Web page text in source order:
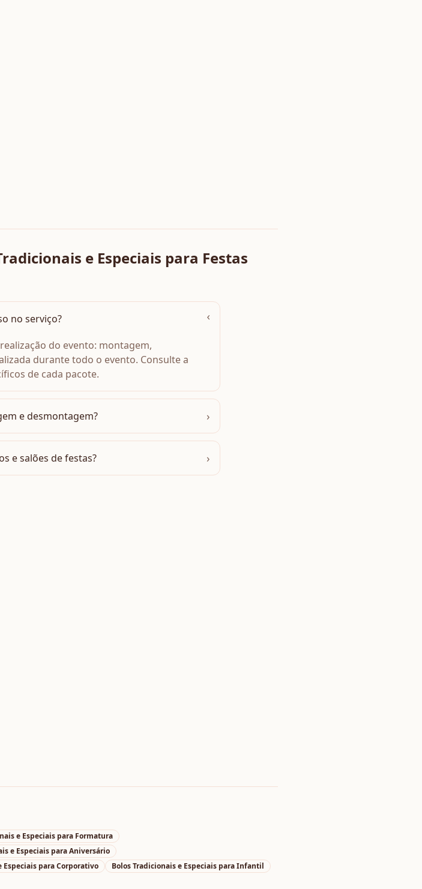
e Especiais para Festas
no serviço? ›
do evento: montagem,
durante todo o evento. Consulte a
de cada pacote.
e desmontagem? ›
e salões de festas? ›
e Especiais para Formatura
e Especiais paraAniversário
Especiais paraCorporativo Bolos Tradicionais e Especiais paraInfantil